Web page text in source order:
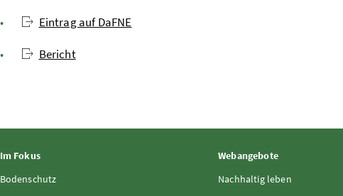
Eintrag auf DaFNE
Bericht
Im Fokus
Bodenschutz
Webangebote
Nachhaltig leben